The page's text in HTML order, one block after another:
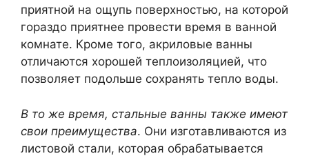
приятной на ощупь поверхностью, на которой
гораздо приятнее провести время в ванной
комнате. Кроме того, акриловые ванны
отличаются хорошей теплоизоляцией, что
позволяет подольше сохранять тепло воды.
В то же время, стальные ванны также имеют
свои преимущества. Они изготавливаются из
листовой стали, которая обрабатывается